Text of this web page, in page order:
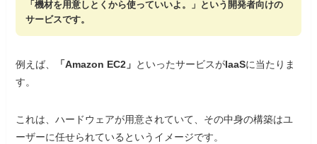
「機材を用意しとくから使っていいよ。」という開発者向けの
サービスです。
例えば、 「Amazon EC2」 といったサービスがIaaSに当たりま
す。
これは、ハードウェアが用意されていて、その中身の構築はユ
ーザーに任せられているというイメージです。